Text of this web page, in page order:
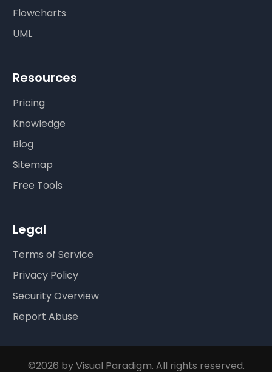
Flowcharts
UML
Resources
Pricing
Knowledge
Blog
Sitemap
Free Tools
Legal
Terms of Service
Privacy Policy
Security Overview
Report Abuse
©2026 by Visual Paradigm. All rights reserved.